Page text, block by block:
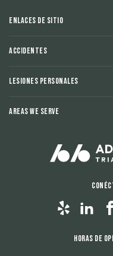
Enlaces de sitio
Accidentes
Lesiones Personales
Areas We Serve
Horas de